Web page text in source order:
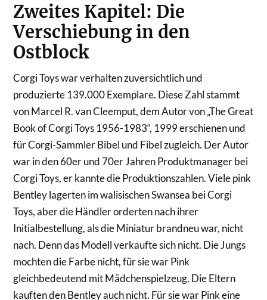
Zweites Kapitel: Die
Verschiebung in den
Ostblock
Corgi Toys war verhalten zuversichtlich und
produzierte 139.000 Exemplare. Diese Zahl stammt
von Marcel R. van Cleemput, dem Autor von „The Great
Book of Corgi Toys 1956-1983“, 1999 erschienen und
für Corgi-Sammler Bibel und Fibel zugleich. Der Autor
war in den 60er und 70er Jahren Produktmanager bei
Corgi Toys, er kannte die Produktionszahlen. Viele pink
Bentley lagerten im walisischen Swansea bei Corgi
Toys, aber die Händler orderten nach ihrer
Initialbestellung, als die Miniatur brandneu war, nicht
nach. Denn das Modell verkaufte sich nicht. Die Jungs
mochten die Farbe nicht, für sie war Pink
gleichbedeutend mit Mädchenspielzeug. Die Eltern
kauften den Bentley auch nicht. Für sie war Pink eine